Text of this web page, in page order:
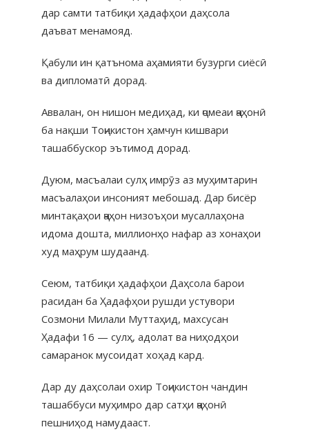
дар самти татбиқи ҳадафҳои даҳсола
даъват менамояд.
Қабули ин қатънома аҳамияти бузурги сиёсӣ
ва дипломатӣ дорад.
Аввалан, он нишон медиҳад, ки ҷомеаи ҷаҳонӣ
ба нақши Тоҷикистон ҳамчун кишвари
ташаббускор эътимод дорад.
Дуюм, масъалаи сулҳ имрӯз аз муҳимтарин
масъалаҳои инсоният мебошад. Дар бисёр
минтақаҳои ҷаҳон низоъҳои мусаллаҳона
идома дошта, миллионҳо нафар аз хонаҳои
худ маҳрум шудаанд.
Сеюм, татбиқи ҳадафҳои Даҳсола барои
расидан ба Ҳадафҳои рушди устувори
Созмони Милали Муттаҳид, махсусан
Ҳадафи 16 — сулҳ, адолат ва ниҳодҳои
самаранок мусоидат хоҳад кард.
Дар ду даҳсолаи охир Тоҷикистон чандин
ташаббуси муҳимро дар сатҳи ҷаҳонӣ
пешниҳод намудааст.